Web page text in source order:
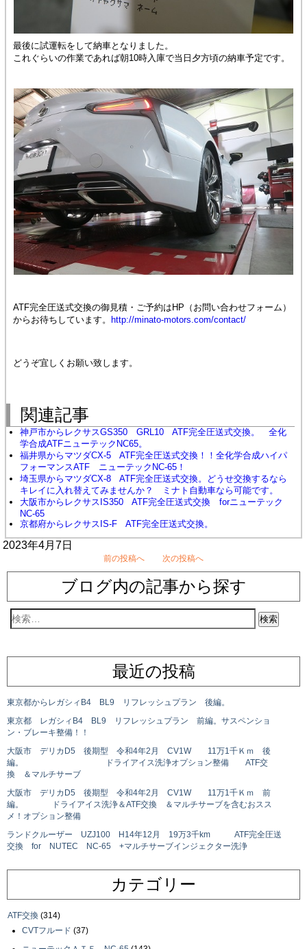
最後に試運転をして納車となりました。
これぐらいの作業であれば朝10時入庫で当日夕方頃の納車予定です。
ATF完全圧送式交換の御見積・ご予約はHP（お問い合わせフォーム）
からお待ちしています。
http://minato-motors.com/contact/
どうぞ宜しくお願い致します。
関連記事
神戸市からレクサスGS350 GRL10 ATF完全圧送式交換。 全化
学合成ATFニューテックNC65。
福井県からマツダCX-5 ATF完全圧送式交換！！全化学合成ハイパ
フォーマンスATF ニューテックNC-65！
埼玉県からマツダCX-8 ATF完全圧送式交換。どうせ交換するなら
キレイに入れ替えてみませんか？ ミナト自動車なら可能です。
大阪市からレクサスIS350 ATF完全圧送式交換 forニューテック
NC-65
京都府からレクサスIS-F ATF完全圧送式交換。
2023年4月7日
前の投稿へ 次の投稿へ
ブログ内の記事から探す
最近の投稿
東京都からレガシィB4 BL9 リフレッシュプラン 後編。
東京都 レガシィB4 BL9 リフレッシュプラン 前編。サスペンショ
ン・ブレーキ整備！！
大阪市 デリカD5 後期型 令和4年2月 CV1W 11万1千Ｋｍ 後
編。 ドライアイス洗浄オプション整備 ATF交
換 ＆マルチサーブ
大阪市 デリカD5 後期型 令和4年2月 CV1W 11万1千Ｋｍ 前
編。 ドライアイス洗浄＆ATF交換 ＆マルチサーブを含むおスス
メ！オプション整備
ランドクルーザー UZJ100 H14年12月 19万3千km ATF完全圧送
交換 for NUTEC NC-65 +マルチサーブインジェクター洗浄
カテゴリー
ATF交換 (314)
CVTフルード (37)